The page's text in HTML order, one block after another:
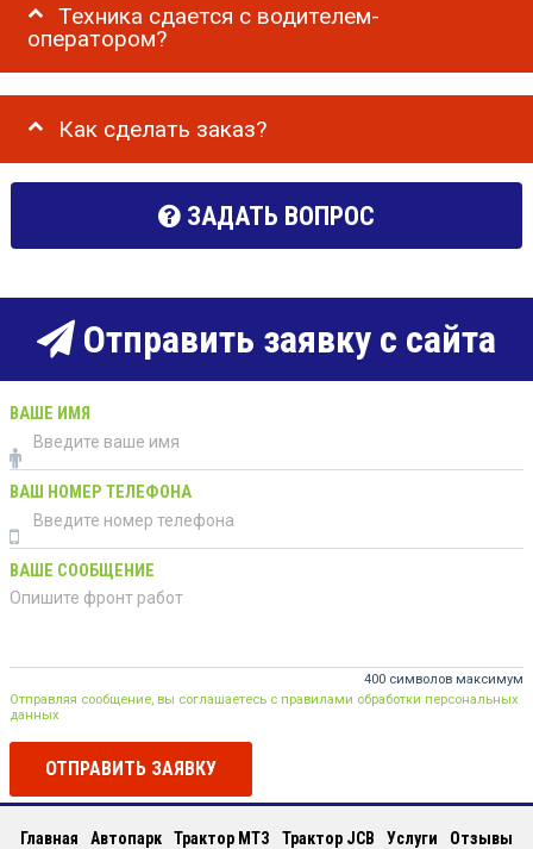
Техника сдается с водителем-
оператором?
Как сделать заказ?
ЗАДАТЬ ВОПРОС
Отправить заявку с сайта
ВАШЕ ИМЯ
ВАШ НОМЕР ТЕЛЕФОНА
ВАШЕ СООБЩЕНИЕ
400 символов максимум
Отправляя сообщение, вы соглашаетесь с правилами обработки персональных
данных
ОТПРАВИТЬ ЗАЯВКУ
Главная Автопарк Трактор МТЗ Трактор JCB Услуги
Отзывы